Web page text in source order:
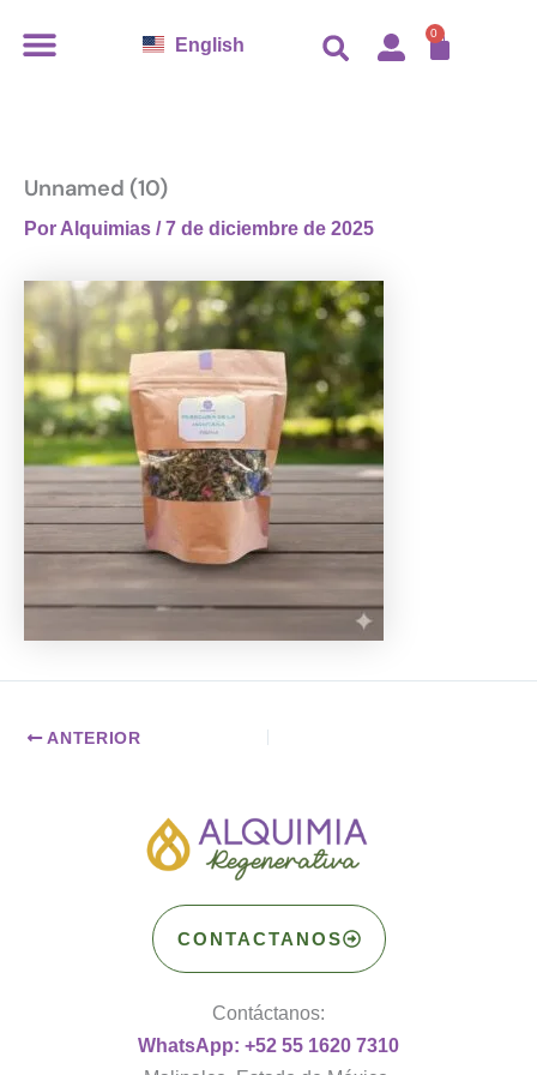
English 0
Unnamed (10)
Por Alquimias /7 de diciembre de 2025
ANTERIOR
CONTACTANOS
Contáctanos:
WhatsApp: +52 55 1620 7310